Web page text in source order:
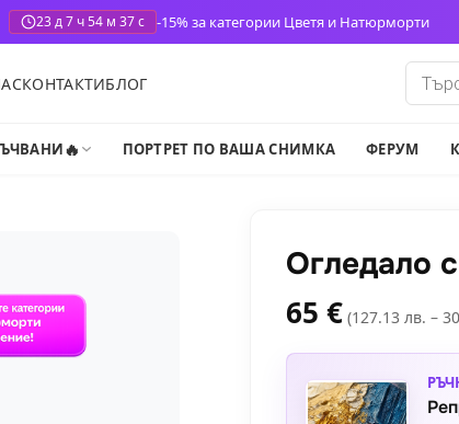
23 д 7 ч 54 м 36 с -15% за категории Цветя и Натюрморти
КОНТАКТИБЛОГ search
🔥 ПОРТРЕТ ПО ВАША СНИМКА ФЕРУМ
Огледало
65 € (127.13 лв. –